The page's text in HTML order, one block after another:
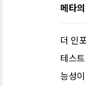
메타
더 인
테스
능성